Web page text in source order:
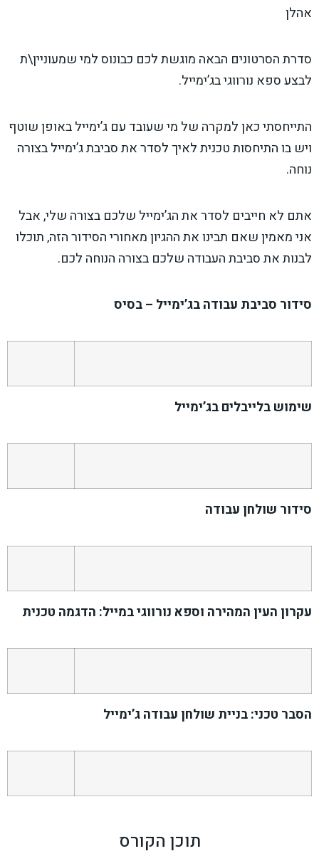
אהלן
סדרת הסרטונים הבאה מוגשת לכם כבונוס למי שמעוניין\ת
לבצע ספא נורווגי בג’ימייל.
התייחסתי כאן למקרה של מי שעובד עם ג’ימייל באופן שוטף
ויש בו התיחסות טכנית לאיך לסדר את סביבת ג’ימייל בצורה
נוחה.
אתם לא חייבים לסדר את הג’ימייל שלכם בצורה שלי, אבל
אני מאמין שאם תבינו את ההגיון מאחורי הסידור הזה, תוכלו
לבנות את סביבת העבודה שלכם בצורה הנוחה לכם.
סידור סביבת עבודה בג’ימייל – בסיס
שימוש בלייבלים בג’ימייל
סידור שולחן עבודה
עקרון העין המהירה וספא נורווגי במייל: הדגמה טכנית
הסבר טכני: בניית שולחן עבודה ג’ימייל
תוכן הקורס